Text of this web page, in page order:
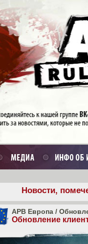
Новости,
APB Европа /
Обновление